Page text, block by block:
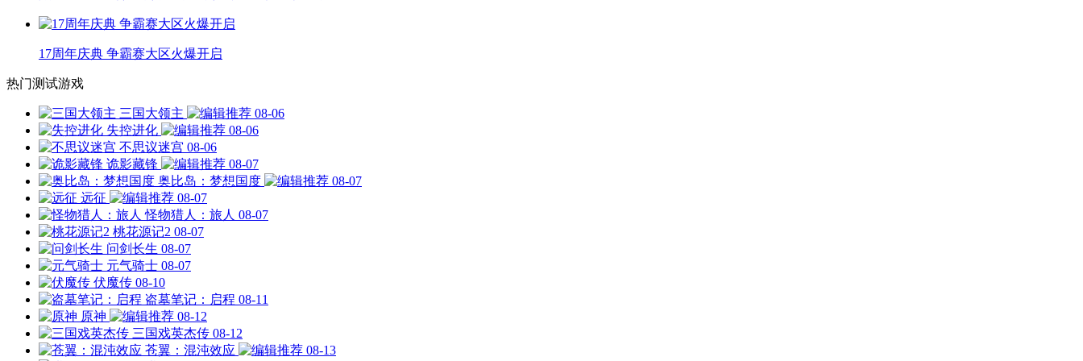
17周年庆典 争霸赛大区火爆开启
热门测试游戏
三国大领主
08-06
失控进化
08-06
不思议迷宫 08-06
诡影藏锋
08-07
奥比岛：梦想国度
08-07
远征
08-07
怪物猎人：旅人 08-07
桃花源记2 08-07
问剑长生 08-07
元气骑士 08-07
伏魔传 08-10
盗墓笔记：启程 08-11
原神
08-12
三国戏英杰传 08-12
苍翼：混沌效应
08-13